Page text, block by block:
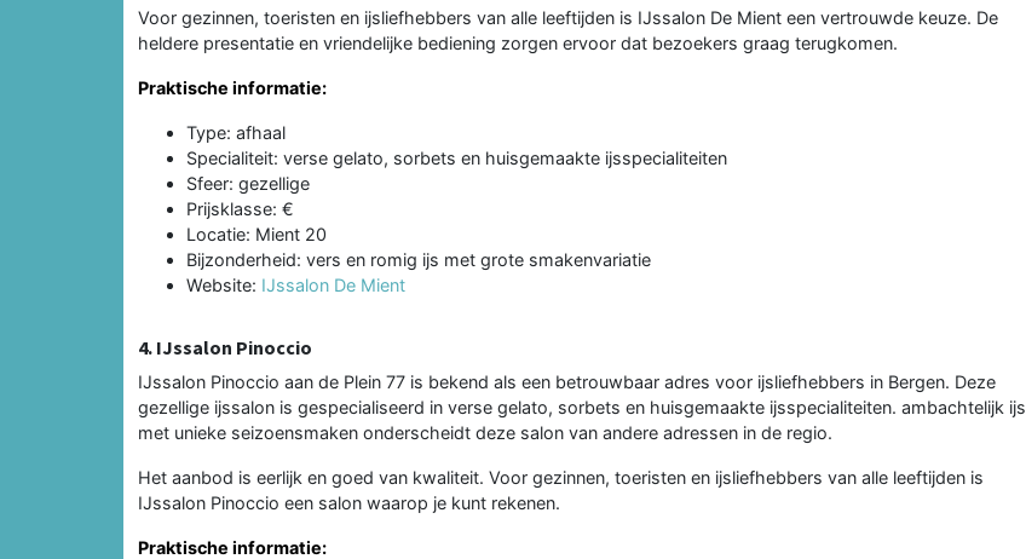
Voor gezinnen, toeristen en ijsliefhebbers van alle leeftijden is IJssalon De Mient een vertrouwde keuze. De
heldere presentatie en vriendelijke bediening zorgen ervoor dat bezoekers graag terugkomen.
Praktische informatie:
Type: afhaal
Specialiteit: verse gelato, sorbets en huisgemaakte ijsspecialiteiten
Sfeer: gezellige
Prijsklasse: €
Locatie: Mient 20
Bijzonderheid: vers en romig ijs met grote smakenvariatie
Website: IJssalon De Mient
4. IJssalon Pinoccio
IJssalon Pinoccio aan de Plein 77 is bekend als een betrouwbaar adres voor ijsliefhebbers in Bergen. Deze
gezellige ijssalon is gespecialiseerd in verse gelato, sorbets en huisgemaakte ijsspecialiteiten. ambachtelijk ijs
met unieke seizoensmaken onderscheidt deze salon van andere adressen in de regio.
Het aanbod is eerlijk en goed van kwaliteit. Voor gezinnen, toeristen en ijsliefhebbers van alle leeftijden is
IJssalon Pinoccio een salon waarop je kunt rekenen.
Praktische informatie: